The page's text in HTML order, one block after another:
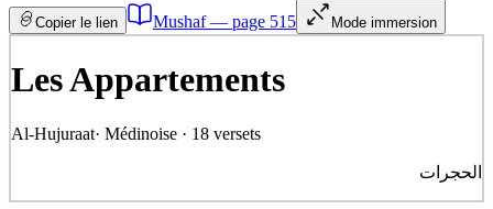
Copier le lien Mushaf — page 515 Mode immersion
Les Appartements
Al-Hujuraat· Médinoise · 18 versets
الحجرات